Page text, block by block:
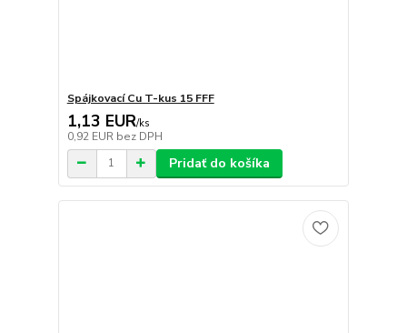
Spájkovací Cu T-kus 15 FFF
1,13 EUR/ks
0,92 EUR bez DPH
Pridať do košíka